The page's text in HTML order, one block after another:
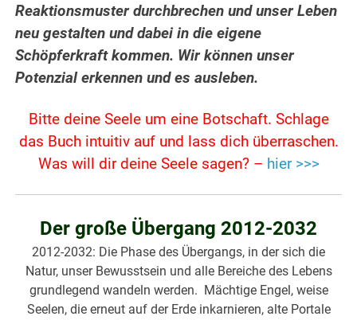
Reaktionsmuster durchbrechen und unser Leben
neu gestalten und dabei in die eigene
Schöpferkraft kommen. Wir können unser
Potenzial erkennen und es ausleben.
Bitte deine Seele um eine Botschaft. Schlage
das Buch intuitiv auf und lass dich überraschen.
Was will dir deine Seele sagen? – hier >>>
Der große Übergang 2012-2032
2012-2032: Die Phase des Übergangs, in der sich die
Natur, unser Bewusstsein und alle Bereiche des Lebens
grundlegend wandeln werden. Mächtige Engel, weise
Seelen, die erneut auf der Erde inkarnieren, alte Portale